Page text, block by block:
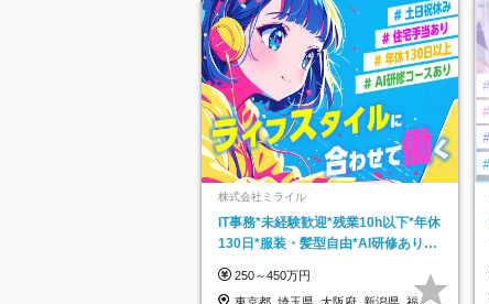
株式会社ミライル
IT事務*未経験歓迎*残業10h以下*年休
130日*服装・髪型自由*AI研修あり*
250～450万円
東京都_埼玉県_大阪府_新潟県_福岡